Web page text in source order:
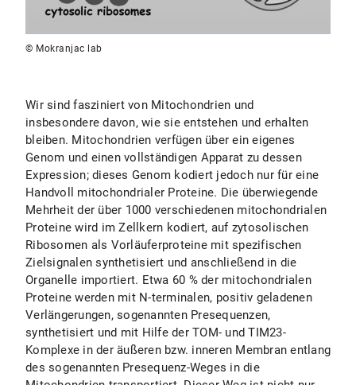
© Mokranjac lab
Wir sind fasziniert von Mitochondrien und
insbesondere davon, wie sie entstehen und erhalten
bleiben. Mitochondrien verfügen über ein eigenes
Genom und einen vollständigen Apparat zu dessen
Expression; dieses Genom kodiert jedoch nur für eine
Handvoll mitochondrialer Proteine. Die überwiegende
Mehrheit der über 1000 verschiedenen mitochondrialen
Proteine wird im Zellkern kodiert, auf zytosolischen
Ribosomen als Vorläuferproteine mit spezifischen
Zielsignalen synthetisiert und anschließend in die
Organelle importiert. Etwa 60 % der mitochondrialen
Proteine werden mit N-terminalen, positiv geladenen
Verlängerungen, sogenannten Presequenzen,
synthetisiert und mit Hilfe der TOM- und TIM23-
Komplexe in der äußeren bzw. inneren Membran entlang
des sogenannten Presequenz-Weges in die